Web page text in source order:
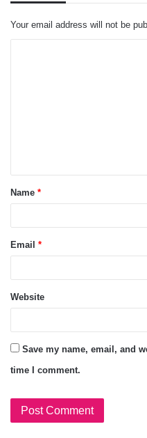
Your email address will not be
Name *
Email *
Website
Save my name, email, and
time I comment.